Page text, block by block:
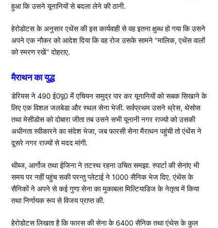
हुआ कि उसने यूनानियों से बदला लेने की ठानी.
हेरोडोटस के अनुसार एथेंस की इस कार्यवाही से वह इतना क्षुब्ध हो गया कि उसने
अपने एक नौकर को आदेश दिया कि वह रोज उसके सामने “मालिक, एथेंस वालों
को स्मरण रखें” दोहराए.
मैराथन का युद्ध
डेरियस ने 490 ई0पू0 मेंं एचियन समुद्र पार कर यूनानियों को सबक सिखाने के
लिए एक विशल जलबेडा और स्थल सेना भेजी. सर्वप्रथम उसने थ्रेस, थेसोस
तथा मेसीडोस को दोबारा जीता तब उसने सभी यूनानी नगर राज्यो को उसकी
अधीनता स्वीकारने का संदेश भेजा, जब फारसी सेना मैराथन पहुंची तो एंथेंस ने
दूसरे नगर राज्यों से मदद मांगी.
थीब्ज, आर्गोज तथा ईजिना ने तटस्थ रहना उचित समझा. स्पार्टा की सेनांए भी
समय पर नहीं पहुंच सकी परन्तु प्लेटाई ने 1000 सैनिक भेज दिए. एंथेंस के
सैनिकों ने अपने से कई गुणा सेना का मुकाबला मिल्टियाडिज के नेतृत्व में किया
तथा निर्णायक रूप से विजय प्राप्त की.
हेरोडोटस लिखता है कि फारस की सेना के 6400 सैनिक तथा एंथेस के कुल